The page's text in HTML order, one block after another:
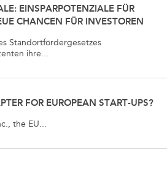
EINSPARPOTENZIALE FÜR
CHANCEN FÜR INVESTOREN
Standortfördergesetzes
ihre...
FOR EUROPEAN START-UPS?
the EU...